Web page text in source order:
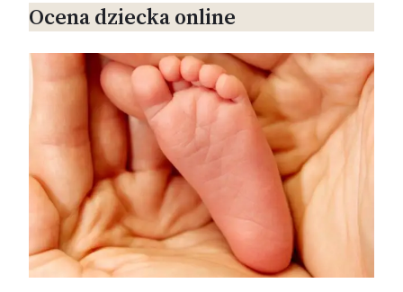
Ocena dziecka online